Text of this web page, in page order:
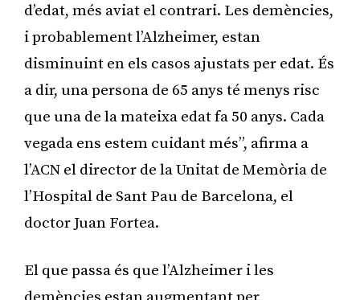
d’edat, més aviat el contrari. Les demències,
i probablement l’Alzheimer, estan
disminuint en els casos ajustats per edat. És
a dir, una persona de 65 anys té menys risc
que una de la mateixa edat fa 50 anys. Cada
vegada ens estem cuidant més”, afirma a
l’ACN el director de la Unitat de Memòria de
l’Hospital de Sant Pau de Barcelona, el
doctor Juan Fortea.
El que passa és que l’Alzheimer i les